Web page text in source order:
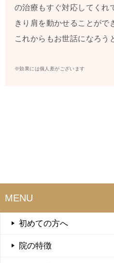
の治療もすぐ対応してくれ
きり肩を動かせることがで
これからもお世話になろう
※効果には個人差がございます
MENU
初めての方へ
院の特徴